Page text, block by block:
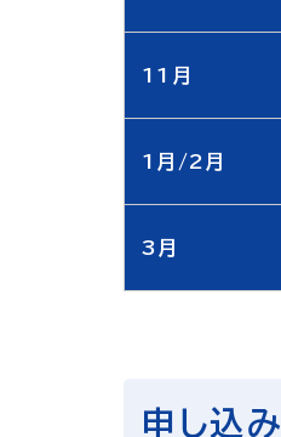
11月
1月/2月
3月
申し込み